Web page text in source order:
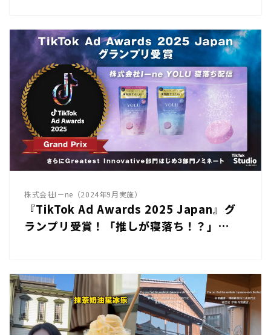
株式会社I－ne（2024年9月実施）
『TikTok Ad Awards 2025 Japan』グ
ランプリ受賞！「推しが寝落ち！？」
ョン｜ I－ne「YOLU」